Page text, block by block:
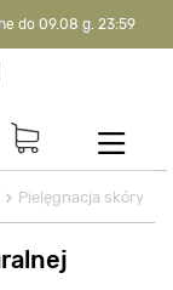
do 09.08 g. 23:59
flagą OKAZJA >
Pielęgnacja skóry